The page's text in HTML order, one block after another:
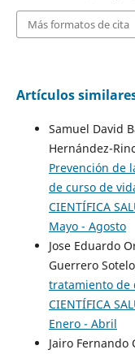
Más formatos de cita
Artículos
Samuel David
Hernández-
Prevención de
de curso de
CIENTÍFICA
Mayo - Agosto
Jose Eduardo
Guerrero
tratamiento de
CIENTÍFICA
Enero - Abril
Jairo Fernando